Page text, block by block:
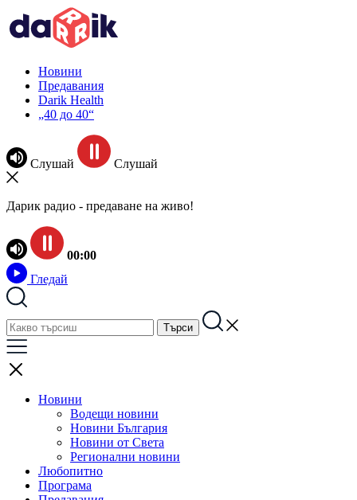
Новини
Предавания
Darik Health
„40 до 40“
Слушай Слушай
Дарик радио - предаване на живо!
00:00
Гледай
Новини
Водещи новини
Новини България
Новини от Света
Регионални новини
Любопитно
Програма